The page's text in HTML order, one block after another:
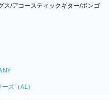
ス/アコースティックギター/ボンゴ
ズ（AL）